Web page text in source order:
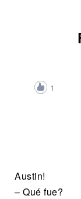
1
Austin!
– Qué fue?